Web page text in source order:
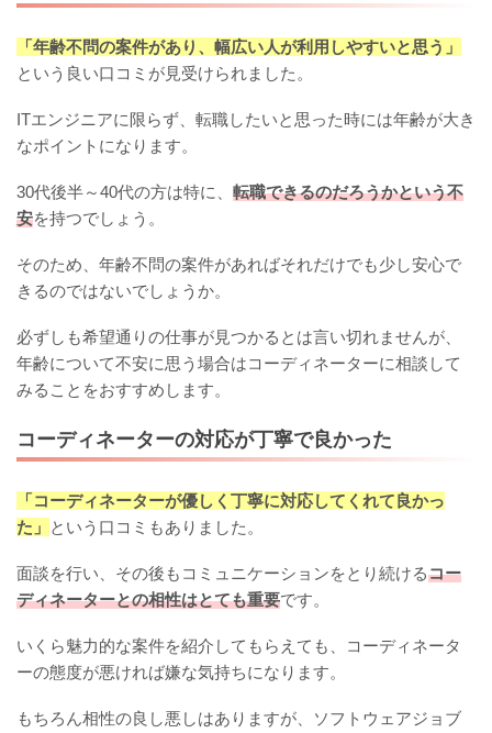
「年齢不問の案件があり、幅広い人が利用しやすいと思う」
という良い口コミが見受けられました。
ITエンジニアに限らず、転職したいと思った時には年齢が大き
なポイントになります。
30代後半～40代の方は特に、 転職できるのだろうかという不
安を持つでしょう。
そのため、年齢不問の案件があればそれだけでも少し安心で
きるのではないでしょうか。
必ずしも希望通りの仕事が見つかるとは言い切れませんが、
年齢について不安に思う場合はコーディネーターに相談して
みることをおすすめします。
コーディネーターの対応が丁寧で良かった
「コーディネーターが優しく丁寧に対応してくれて良かっ
た」 という口コミもありました。
面談を行い、その後もコミュニケーションをとり続けるコー
ディネーターとの相性はとても重要です。
いくら魅力的な案件を紹介してもらえても、コーディネータ
ーの態度が悪ければ嫌な気持ちになります。
もちろん相性の良し悪しはありますが、ソフトウェアジョブ